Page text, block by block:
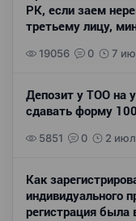
РК, если заем
третьему лицу,
19056 0 7
Депозит у ТОО на
сдавать форму
5851 0 2
Как
индивидуального
регистрация была